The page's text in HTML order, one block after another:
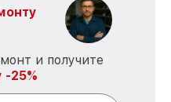
и получите
-25%